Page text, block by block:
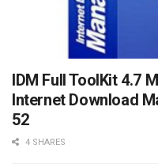
IDM Full ToolKit 4.7
Internet Download
52
4 SHARES